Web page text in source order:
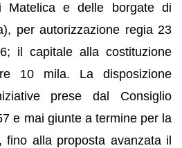
Matelica e delle borgate di
per autorizzazione regia 23
il capitale alla costituzione
10 mila. La disposizione
prese dal Consiglio
e mai giunte a termine per la
fino alla proposta avanzata il